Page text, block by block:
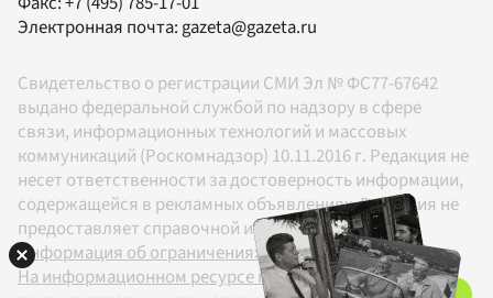
Электронная почта:gazeta@gazeta.ru
Свидетельство о регистрации СМИ Эл № ФС77-67642
выдано федеральной службой по надзору в сфере
связи, информационных технологий и массовых
коммуникаций (Роскомнадзор) 10.11.2016 г. Редакция не
несет ответственности за достоверность информации,
содержащейся в рекламных объявлениях. Редакция не
предоставляет справочной информации.
Информация об ограничениях
На информационном ресурсе применяются